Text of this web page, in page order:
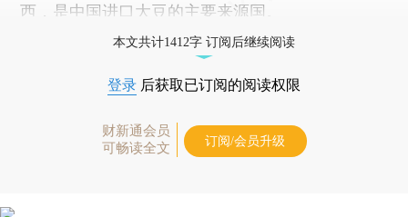
西，是中国进口大豆的主要来源国。
本文共计1412字 订阅后继续阅读
登录 后获取已订阅的阅读权限
财新通会员
可畅读全文
订阅/会员升级